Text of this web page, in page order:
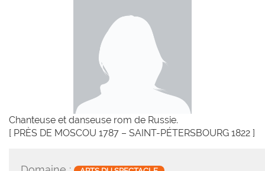
Chanteuse et danseuse rom de Russie.
[ PRÈS DE MOSCOU 1787 – SAINT-PÉTERSBOURG 1822 ]